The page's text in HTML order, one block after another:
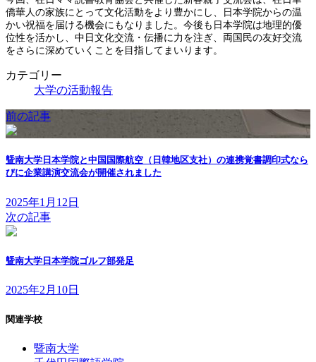
僑華人の家族にとって文化活動をより豊かにし、日本学院からの温
かい祝福を届ける機会にもなりました。今後も日本学院は地理的優
位性を活かし、中日文化交流・伝播に力を注ぎ、両国民の友好交流
をさらに深めていくことを目指してまいります。
カテゴリー
大学の活動報告
前の記事
曁南大学日本学院と中国国際航空（日韓地区支社）の連携覚書調印式なら
びに企業講演交流会が開催されました
2025年1月12日
次の記事
曁南大学日本学院ゴルフ部発足
2025年2月10日
関連学校
暨南大学